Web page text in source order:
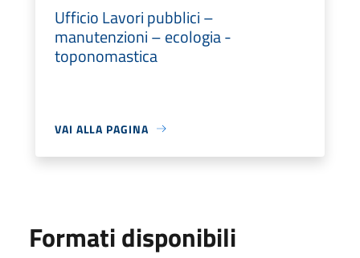
Ufficio Lavori pubblici –
manutenzioni – ecologia -
toponomastica
VAI ALLA PAGINA
Formati disponibili